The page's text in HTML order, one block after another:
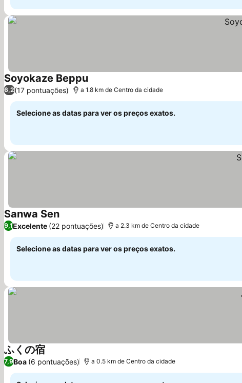
Soyokaze Beppu
6,2(17 pontuações) a 1.8 km de Centro da cidade
Selecione as datas para ver os preços exatos.
Sanwa Sen
9,1Excelente (22 pontuações) a 2.3 km de Centro da cidade
Selecione as datas para ver os preços exatos.
ふくの宿
7,9Boa (6 pontuações) a 0.5 km de Centro da cidade